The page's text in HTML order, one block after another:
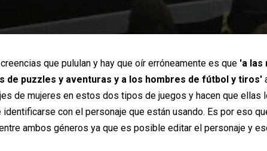
que pululan y hay que oír erróneamente es que 'a las
de puzzles y aventuras y a los hombres de fútbol y tiros'
de mujeres en estos dos tipos de juegos y hacen que ellas
con el personaje que están usando. Es por eso
ambos géneros ya que es posible editar el personaje y